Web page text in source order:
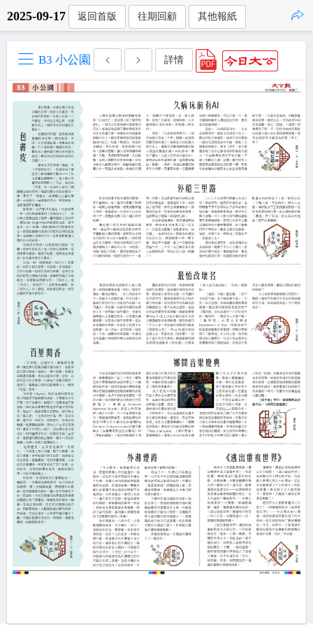
2025-09-17 返回首版 往期回顧 其他報紙
B3 小公園 詳情